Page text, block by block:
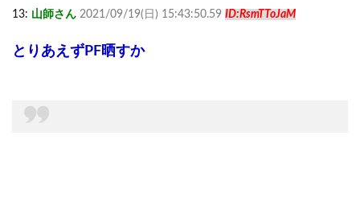
13: 山師さん 2021/09/19(日) 15:43:50.59 ID:RsmTToJaM
とりあえずPF晒すか